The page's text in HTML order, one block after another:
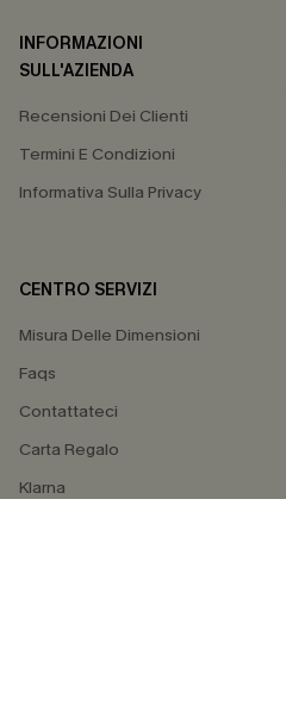
INFORMAZIONI
SULL'AZIENDA
Recensioni Dei Clienti
Termini E Condizioni
Informativa Sulla Privacy
CENTRO SERVIZI
Misura Delle Dimensioni
Faqs
Contattateci
Carta Regalo
Klarna